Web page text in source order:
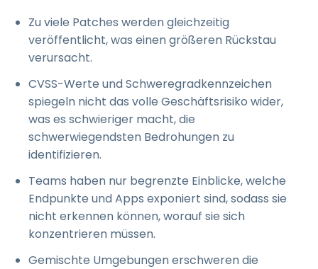
Zu viele Patches werden gleichzeitig
veröffentlicht, was einen größeren Rückstau
verursacht.
CVSS-Werte und Schweregradkennzeichen
spiegeln nicht das volle Geschäftsrisiko wider,
was es schwieriger macht, die
schwerwiegendsten Bedrohungen zu
identifizieren.
Teams haben nur begrenzte Einblicke, welche
Endpunkte und Apps exponiert sind, sodass sie
nicht erkennen können, worauf sie sich
konzentrieren müssen.
Gemischte Umgebungen erschweren die